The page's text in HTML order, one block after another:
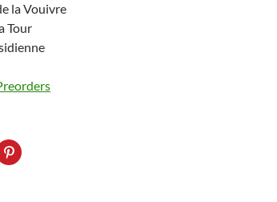
la Vouivre
Tour